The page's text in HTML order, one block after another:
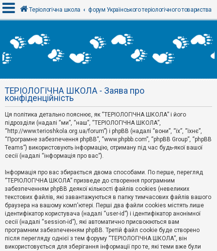
х
і
Р
е
с
т
р
а
ц
і
я
Т
е
м
и
б
е
з
в
і
д
Теріологічна школа форум Українського теріологічного товариства
ТЕРІОЛОГІЧНА ШКОЛА - Заява про
конфіденційність
Ця політика детально пояснює, як “ТЕРІОЛОГІЧНА ШКОЛА” і його
підрозділи (надалі “ми”, “наш”, “ТЕРІОЛОГІЧНА ШКОЛА”,
“http://www.terioshkola.org.ua/forum”) і phpBB (надалі “вони”, “їх”, “їхнє”,
“Програмне забезпечення phpBB”, “www.phpbb.com”, “phpBB Group”, “phpBB
Teams”) використовують інформацію, отриману під час будь-якої вашої
сесії (надалі “інформація про вас”).
Інформація про вас збирається двома способами. По перше, перегляд
“ТЕРІОЛОГІЧНА ШКОЛА” призведе до створення програмним
забезпеченням phpBB деякої кількості файлів cookies (невеликих
текстових файлів, які завантажуються в папку тимчасових файлів вашого
браузера на вашому комп'ютері. Перші два файли cookies містять лише
ідентифікатор користувача (надалі “user-id”) і ідентифікатор анонімної
сесії (надалі “session-id”), які автоматично присвоюються вам
програмним забезпеченням phpBB. Третій файл cookie буде створено
після перегляду однієї з тем форуму “ТЕРІОЛОГІЧНА ШКОЛА”, він
використовується для зберігання інформації про те, які теми вже були